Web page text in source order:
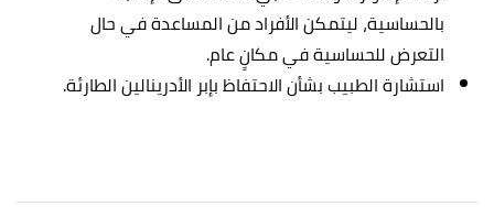
بالحساسية، ليتمكن الأفراد من المساعدة في حال
التعرض للحساسية في مكانٍ عام.
استشارة الطبيب بشأن الاحتفاظ بإبر الأدرينالين الطارئة.